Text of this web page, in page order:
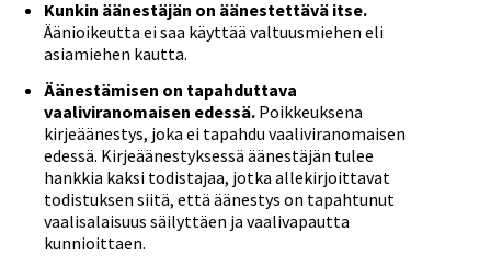
Kunkin äänestäjän on äänestettävä itse.
Äänioikeutta ei saa käyttää valtuusmiehen eli
asiamiehen kautta.
Äänestämisen on tapahduttava
vaaliviranomaisen edessä. Poikkeuksena
kirjeäänestys, joka ei tapahdu vaaliviranomaisen
edessä. Kirjeäänestyksessä äänestäjän tulee
hankkia kaksi todistajaa, jotka allekirjoittavat
todistuksen siitä, että äänestys on tapahtunut
vaalisalaisuus säilyttäen ja vaalivapautta
kunnioittaen.